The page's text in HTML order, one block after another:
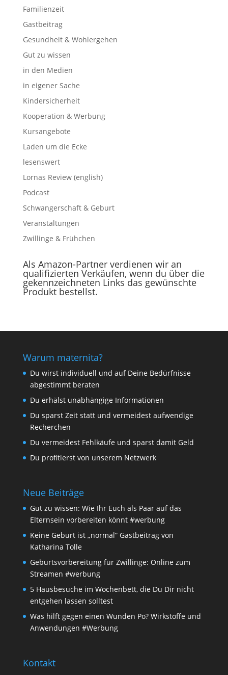
Familienzeit
Gastbeitrag
Gesundheit & Wohlergehen
Gut zu wissen
in den Medien
in eigener Sache
Kindersicherheit
Kooperation & Werbung
Kursangebote
Laden um die Ecke
lesenswert
Lornas Review (english)
Podcast
Schwangerschaft & Geburt
Veranstaltungen
Zwillinge & Frühchen
Als Amazon-Partner verdienen wir an
qualifizierten Verkäufen, wenn du über die
gekennzeichneten Links das gewünschte
Produkt bestellst.
Warum maternita?
Du wirst individuell und auf Deine Bedürfnisse
abgestimmt beraten
Du erhälst unabhängige Informationen
Du sparst Zeit statt und vermeidest aufwendige
Recherchen
Du vermeidest Fehlkäufe und sparst damit Geld
Du profitierst von unserem Netzwerk
Neue Beiträge
Gut zu wissen: Wie Ihr Euch als Paar auf das
Elternsein vorbereiten könnt #werbung
Keine Geburt ist „normal“ Gastbeitrag von
Katharina Tolle
Geburtsvorbereitung für Zwillinge: Online zum
Streamen #werbung
5 Hausbesuche im Wochenbett, die Du Dir nicht
entgehen lassen solltest
Was hilft gegen einen Wunden Po? Wirkstoffe und
Anwendungen #Werbung
Kontakt